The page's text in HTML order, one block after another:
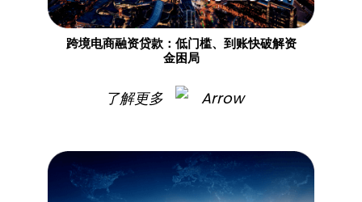
跨境电商融资贷款：低门槛、到账快破解资
金困局
了解更多